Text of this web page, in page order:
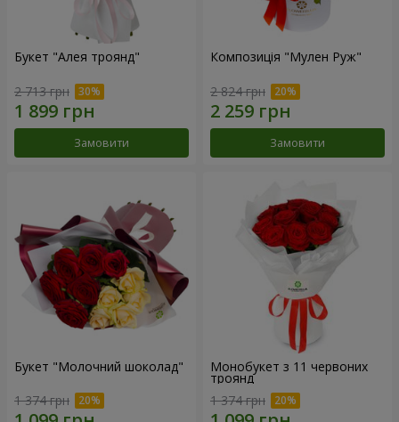
Букет "Алея троянд"
2 713 грн
Замовити
Композиція "Мулен Руж"
2 824 грн
Замовити
Букет "Молочний шоколад"
1 374 грн
Монобукет з 11 червоних
троянд
1 374 грн